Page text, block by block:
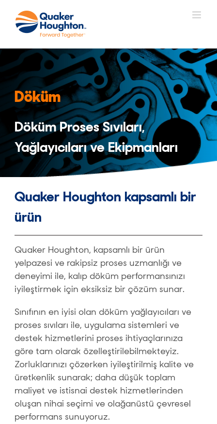
content
Döküm
Döküm Proses Sıvıları,
Yağlayıcıları ve Ekipmanları
Quaker Houghton kapsamlı bir
ürün
Quaker Houghton, kapsamlı bir ürün
yelpazesi ve rakipsiz proses uzmanlığı ve
deneyimi ile, kalıp döküm performansınızı
iyileştirmek için eksiksiz bir çözüm sunar.
Sınıfının en iyisi olan döküm yağlayıcıları ve
proses sıvıları ile, uygulama sistemleri ve
destek hizmetlerini proses ihtiyaçlarınıza
göre tam olarak özelleştirilebilmekteyiz.
Zorluklarınızı çözerken iyileştirilmiş kalite ve
üretkenlik sunarak; daha düşük toplam
maliyet ve istisnai destek hizmetlerinden
oluşan nihai seçimi ve olağanüstü çevresel
performans sunuyoruz.